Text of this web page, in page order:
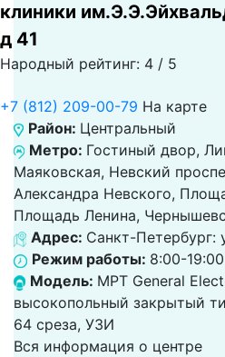
клиники
д 41
Народный рейтинг: 4 / 5
+7 (812) 209-00-79 На карте
Район: Центральный
Метро: Гостиный двор,
Маяковская, Невский
Александра Невского,
Площадь Ленина,
Адрес: Санкт-Петербург:
Режим работы: 8:00-19:00
Модель: МРТ General
высокопольный закрытый
64 среза, УЗИ
Вся информация о центре